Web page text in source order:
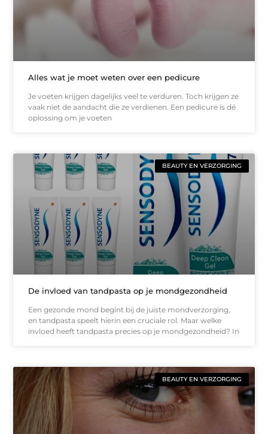
Alles wat je moet weten over een pedicure
Je voeten krijgen dagelijks veel te verduren. Toch krijgen ze
vaak niet de aandacht die ze verdienen. Een pedicure is dé
oplossing om je voeten
BEAUTY EN VERZORGING
De invloed van tandpasta op je mondgezondheid
Een gezonde mond begint bij de juiste mondverzorging,
en tandpasta speelt hierin een cruciale rol. Maar welke
invloed heeft tandpasta precies op je mondgezondheid? In
BEAUTY EN VERZORGING